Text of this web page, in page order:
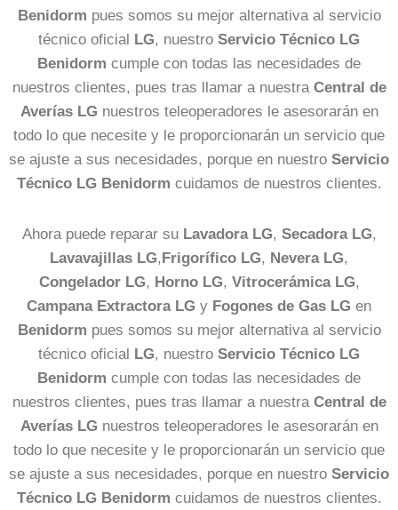
Benidorm pues somos su mejor alternativa al servicio
técnico oficial LG, nuestro Servicio Técnico LG
Benidorm cumple con todas las necesidades de
nuestros clientes, pues tras llamar a nuestra Central de
Averías LG nuestros teleoperadores le asesorarán en
todo lo que necesite y le proporcionarán un servicio que
se ajuste a sus necesidades, porque en nuestro Servicio
Técnico LG Benidorm cuidamos de nuestros clientes.
Ahora puede reparar su Lavadora LG, Secadora LG,
Lavavajillas LG, Frigorífico LG, Nevera LG,
Congelador LG, Horno LG, Vitrocerámica LG,
Campana Extractora LG y Fogones de Gas LG en
Benidorm pues somos su mejor alternativa al servicio
técnico oficial LG, nuestro Servicio Técnico LG
Benidorm cumple con todas las necesidades de
nuestros clientes, pues tras llamar a nuestra Central de
Averías LG nuestros teleoperadores le asesorarán en
todo lo que necesite y le proporcionarán un servicio que
se ajuste a sus necesidades, porque en nuestro Servicio
Técnico LG Benidorm cuidamos de nuestros clientes.